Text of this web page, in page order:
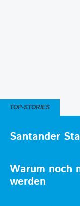
TOP-STORIES
Santander
Warum noch
werden